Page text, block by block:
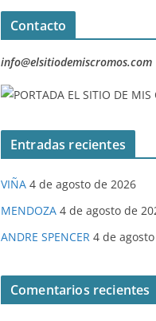
Contacto
info@elsitiodemiscromos.com
Entradas recientes
VIÑA 4 de agosto de 2026
MENDOZA 4 de agosto de
ANDRE SPENCER 4 de
Comentarios recientes